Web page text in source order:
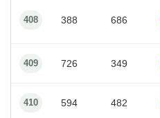
408 388 686
409 726 349
410 594 482